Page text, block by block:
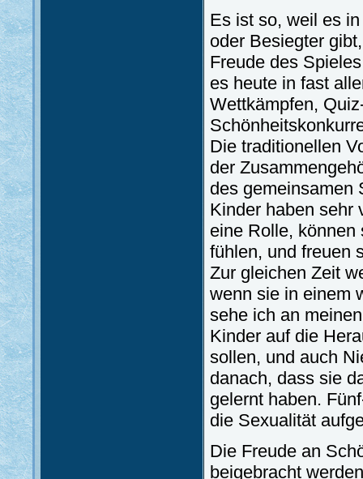
Es ist so, weil es
oder Besiegter
Freude des
es heute in fast
Wettkämpfen,
Die traditionellen
der
des gemeinsamen
Kinder haben sehr
eine Rolle,
fühlen, und freuen
Zur gleichen Zeit
wenn sie in einem
sehe ich an
Kinder auf die
sollen, und auch
danach, dass sie
gelernt haben.
die Sexualität
Die Freude an
beigebracht